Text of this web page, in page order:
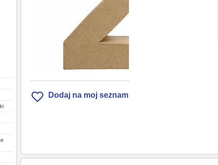
Dodaj na moj seznam